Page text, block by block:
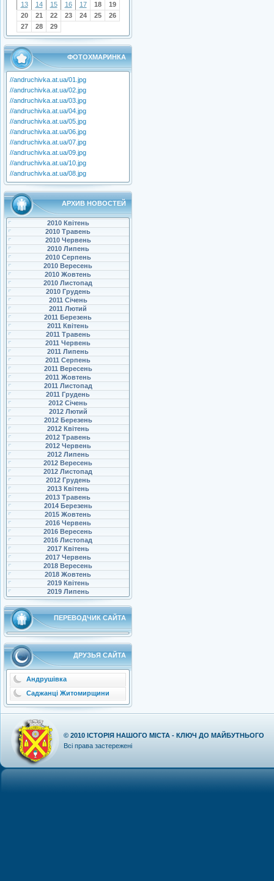
13
14 15 16 17 18
19
20
21 22 23 24 25
26
27
28 29
ФОТОХМАРИНКА
//andruchivka.at.ua/01.jpg
//andruchivka.at.ua/02.jpg
//andruchivka.at.ua/03.jpg
//andruchivka.at.ua/04.jpg
//andruchivka.at.ua/05.jpg
//andruchivka.at.ua/06.jpg
//andruchivka.at.ua/07.jpg
//andruchivka.at.ua/09.jpg
//andruchivka.at.ua/10.jpg
//andruchivka.at.ua/08.jpg
АРХИВ НОВОСТЕЙ
2010 Квітень
2010 Травень
2010 Червень
2010 Липень
2010 Серпень
2010 Вересень
2010 Жовтень
2010 Листопад
2010 Грудень
2011 Січень
2011 Лютий
2011 Березень
2011 Квітень
2011 Травень
2011 Червень
2011 Липень
2011 Серпень
2011 Вересень
2011 Жовтень
2011 Листопад
2011 Грудень
2012 Січень
2012 Лютий
2012 Березень
2012 Квітень
2012 Травень
2012 Червень
2012 Липень
2012 Вересень
2012 Листопад
2012 Грудень
2013 Квітень
2013 Травень
2014 Березень
2015 Жовтень
2016 Червень
2016 Вересень
2016 Листопад
2017 Квітень
2017 Червень
2018 Вересень
2018 Жовтень
2019 Квітень
2019 Липень
ПЕРЕВОДЧИК САЙТА
ДРУЗЬЯ САЙТА
Андрушівка
Саджанці Житомирщини
© 2010 ІСТОРІЯ НАШОГО МІСТА - КЛЮЧ ДО МАЙБУТНЬОГО
Всі права застережені